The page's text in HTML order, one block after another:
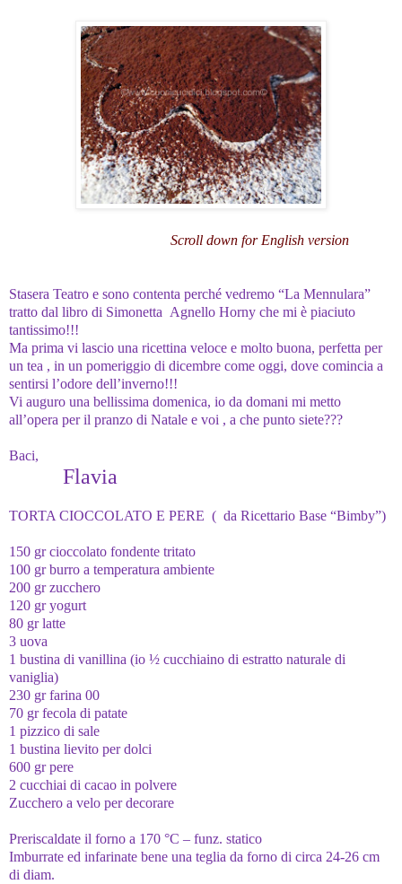
Scroll down for English version
Stasera Teatro e sono contenta perché vedremo “La Mennulara”
tratto dal libro di Simonetta Agnello Horny che mi è piaciuto
tantissimo!!!
Ma prima vi lascio una ricettina veloce e molto buona, perfetta per
un tea , in un pomeriggio di dicembre come oggi, dove comincia a
sentirsi l’odore dell’inverno!!!
Vi auguro una bellissima domenica, io da domani mi metto
all’opera per il pranzo di Natale e voi , a che punto siete???
Baci,
Flavia
TORTA CIOCCOLATO E PERE ( da Ricettario Base “Bimby”)
150 gr cioccolato fondente tritato
100 gr burro a temperatura ambiente
200 gr zucchero
120 gr yogurt
80 gr latte
3 uova
1 bustina di vanillina (io ½ cucchiaino di estratto naturale di
vaniglia)
230 gr farina 00
70 gr fecola di patate
1 pizzico di sale
1 bustina lievito per dolci
600 gr pere
2 cucchiai di cacao in polvere
Zucchero a velo per decorare
Preriscaldate il forno a 170 °C – funz. statico
Imburrate ed infarinate bene una teglia da forno di circa 24-26 cm
di diam.